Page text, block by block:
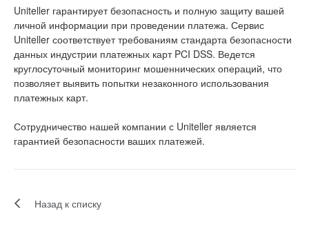
Uniteller гарантирует безопасность и полную защиту вашей
личной информации при проведении платежа. Сервис
Uniteller соответствует требованиям стандарта безопасности
данных индустрии платежных карт PCI DSS. Ведется
круглосуточный мониторинг мошеннических операций, что
позволяет выявить попытки незаконного использования
платежных карт.
Сотрудничество нашей компании с Uniteller является
гарантией безопасности ваших платежей.
Назад к списку